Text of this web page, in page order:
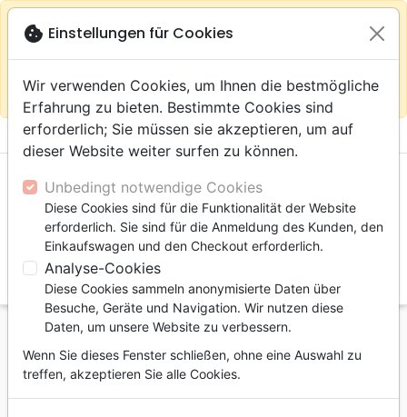
Auf der Webseite Europa bleiben close
warningGemäß
Ihrem
Einkauf im ShopDas Haus der Bibel Schweiz
menu shopping_cart
Suche
Startseite Bücher
Kinder-, Erwachsenenarbeit
Erwachsene
Maître et son disciple (Le) - Cours pour les
nouveaux chrétiens
cookie Einstellungen für Cookies
Wir verwenden Cookies, um Ihnen die bestmögliche
Erfahrung zu bieten. Bestimmte Cookies sind
erforderlich; Sie müssen sie akzeptieren, um auf
dieser Website weiter surfen zu können.
Unbedingt notwendige Cookies
Diese Cookies sind für die Funktionalität der Website
erforderlich. Sie sind für die Anmeldung des Kunden, den
Einkaufswagen und den Checkout erforderlich.
Analyse-Cookies
Diese Cookies sammeln anonymisierte Daten über
Besuche, Geräte und Navigation. Wir nutzen diese
Daten, um unsere Website zu verbessern.
Wenn Sie dieses Fenster schließen, ohne eine Auswahl zu
treffen, akzeptieren Sie alle Cookies.